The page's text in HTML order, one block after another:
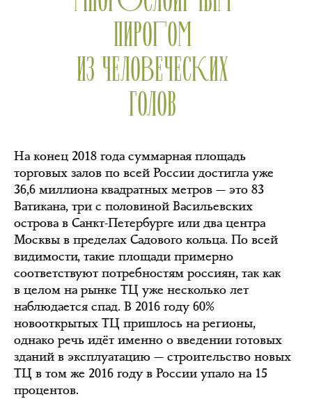
ПИРОГОМ
ИЗ ЧЕЛОВЕЧЕСКИХ
ГОЛОВ
На конец 2018 года суммарная площадь
торговых залов по всей России достигла уже
36,6 миллиона квадратных метров — это 83
Ватикана, три с половиной Васильевских
острова в Санкт-Петербурге или два центра
Москвы в пределах Садового кольца. По всей
видимости, такие площади примерно
соответствуют потребностям россиян, так как
в целом на рынке ТЦ уже несколько лет
наблюдается спад. В 2016 году 60%
новооткрытых ТЦ пришлось на регионы,
однако речь идёт именно о введении готовых
зданий в эксплуатацию — строительство новых
ТЦ в том же 2016 году в России упало на 15
процентов.